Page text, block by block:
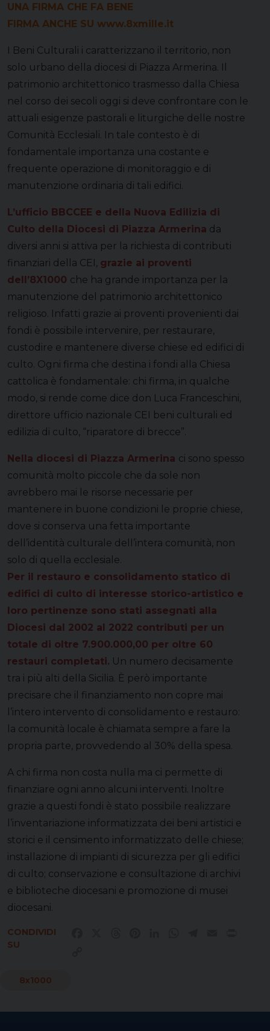
UNA FIRMA CHE FA BENE
FIRMA ANCHE SU www.8xmille.it
I Beni Culturali i caratterizzano il territorio, non
solo urbano della diocesi di Piazza Armerina. Il
patrimonio architettonico trasmesso dalla Chiesa
nel corso dei secoli oggi si deve confrontare con le
attuali esigenze pastorali e liturgiche delle nostre
Comunità Ecclesiali. In tale contesto è di
fondamentale importanza una costante e
frequente operazione di monitoraggio e di
manutenzione ordinaria di tali edifici.
L’ufficio BBCCEE e della Nuova Edilizia di
Culto della Diocesi di Piazza Armerina da
diversi anni si attiva per la richiesta di contributi
finanziari della CEI, grazie ai proventi
dell’8X1000 che ha grande importanza per la
manutenzione del patrimonio architettonico
religioso. Infatti grazie ai proventi provenienti dai
fondi è possibile intervenire, per restaurare,
custodire e mantenere diverse chiese ed edifici di
culto. Ogni firma che destina i fondi alla Chiesa
cattolica è fondamentale: chi firma, in qualche
modo, si rende come dice don Luca Franceschini,
direttore ufficio nazionale CEI beni culturali ed
edilizia di culto, “riparatore di brecce”.
Nella diocesi di Piazza Armerina ci sono spesso
comunità molto piccole che da sole non
avrebbero mai le risorse necessarie per
mantenere in buone condizioni le proprie chiese,
dove si conserva una fetta importante
dell’identità culturale dell’intera comunità, non
solo di quella ecclesiale.
Per il restauro e consolidamento statico di
edifici di culto di interesse storico-artistico e
loro pertinenze sono stati assegnati alla
Diocesi dal 2002 al 2022 contributi per un
totale di oltre 7.900.000,00 per oltre 60
restauri completati. Un numero decisamente
tra i più alti della Sicilia. È però importante
precisare che il finanziamento non copre mai
l’intero intervento di consolidamento e restauro:
la comunità locale è chiamata sempre a fare la
propria parte, provvedendo al 30% della spesa.
A chi firma non costa nulla ma ci permette di
finanziare ogni anno alcuni interventi. Inoltre
grazie a questi fondi è stato possibile realizzare
l’inventariazione informatizzata dei beni artistici e
storici e il censimento informatizzato delle chiese;
installazione di impianti di sicurezza per gli edifici
di culto; conservazione e consultazione di archivi
e biblioteche diocesani e promozione di musei
diocesani.
CONDIVIDI
SU
8x1000